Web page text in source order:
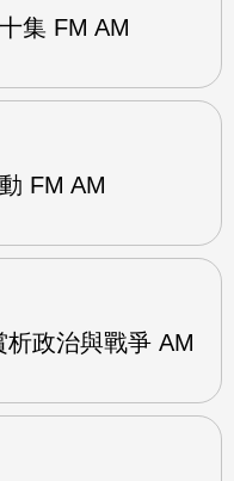
集 FM AM
FM AM
析政治與戰爭 AM